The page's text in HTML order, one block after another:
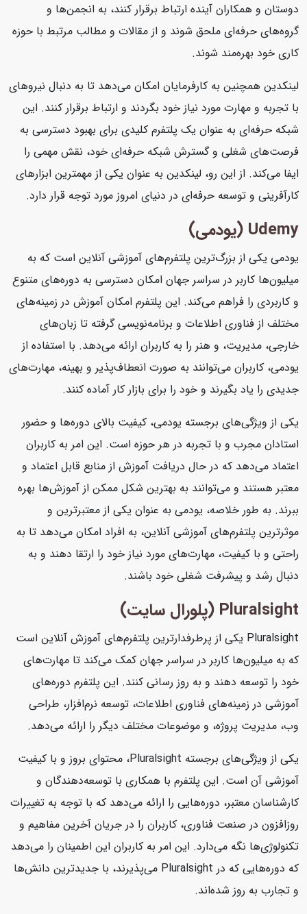
دوستان و همکاران آینده ارتباط برقرار کنند، به انجمن‌ها و
گروه‌های حرفه‌ای ملحق شوند و از مقالات و مطالب مرتبط با حوزه
کاری خود بهره‌مند شوند.
لینکدین همچنین به کارفرمایان امکان می‌دهد تا به دنبال نیروهای
با تجربه و مهارت مورد نیاز خود بگردند و ارتباط برقرار کنند. این
شبکه حرفه‌ای به عنوان یک پلتفرم کلیدی برای بهبود دسترسی به
فرصت‌های شغلی و گسترش شبکه حرفه‌ای خود، نقش مهمی را
ایفا می‌کند. از این رو، لینکدین به عنوان یکی از مهمترین ابزارهای
کارآفرینی و توسعه حرفه‌ای در دنیای امروز مورد توجه قرار دارد.
Udemy (یودمی)
یودمی یکی از بزرگ‌ترین پلتفرم‌های آموزشی آنلاین است که به
میلیون‌ها کاربر در سراسر جهان امکان دسترسی به دوره‌های متنوع
و کاربردی را فراهم می‌کند. این پلتفرم امکان آموزش در زمینه‌های
مختلف از فناوری اطلاعات و برنامه‌نویسی گرفته تا زبان‌های
خارجی، مدیریت، و هنر را به کاربران ارائه می‌دهد. با استفاده از
یودمی، کاربران می‌توانند به صورت انعطاف‌پذیر و بهینه، مهارت‌های
جدیدی را یاد بگیرند و خود را برای بازار کار آماده کنند.
یکی از ویژگی‌های برجسته یودمی، کیفیت بالای دوره‌ها و حضور
استادان مجرب و با تجربه در هر حوزه است. این امر به کاربران
اعتماد می‌دهد که در حال دریافت آموزش از منابع قابل اعتماد و
معتبر هستند و می‌توانند به بهترین شکل ممکن از آموزش‌ها بهره
ببرند. به طور خلاصه، یودمی به عنوان یکی از معتبرترین و
موثرترین پلتفرم‌های آموزشی آنلاین، به افراد امکان می‌دهد تا به
راحتی و با کیفیت، مهارت‌های مورد نیاز خود را ارتقا دهند و به
دنبال رشد و پیشرفت شغلی خود باشند.
Pluralsight (پلورال سایت)
Pluralsight یکی از پرطرفدارترین پلتفرم‌های آموزش آنلاین است
که به میلیون‌ها کاربر در سراسر جهان کمک می‌کند تا مهارت‌های
خود را توسعه دهند و به روز رسانی کنند. این پلتفرم دوره‌های
آموزشی در زمینه‌های فناوری اطلاعات، توسعه نرم‌افزار، طراحی
وب، مدیریت پروژه، و موضوعات مختلف دیگر را ارائه می‌دهد.
یکی از ویژگی‌های برجسته Pluralsight، محتوای بروز و با کیفیت
آموزشی آن است. این پلتفرم با همکاری با توسعه‌دهندگان و
کارشناسان معتبر، دوره‌هایی را ارائه می‌دهد که با توجه به تغییرات
روزافزون در صنعت فناوری، کاربران را در جریان آخرین مفاهیم و
تکنولوژی‌ها نگه می‌دارد. این امر به کاربران این اطمینان را می‌دهد
که دوره‌هایی که در Pluralsight می‌پذیرند، با جدیدترین دانش‌ها
و تجارب به روز شده‌اند.